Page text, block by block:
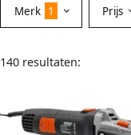
Merk 1 Prijs
140 resultaten: